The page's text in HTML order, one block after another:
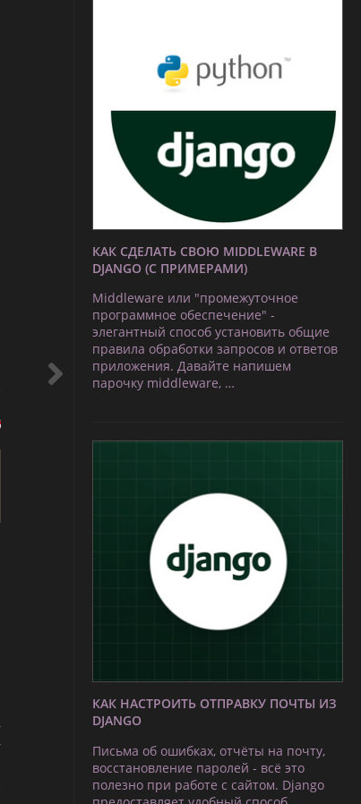
КАК СДЕЛАТЬ СВОЮ MIDDLEWARE В
DJANGO (С ПРИМЕРАМИ)
Middleware или "промежуточное
программное обеспечение" -
элегантный способ установить общие
правила обработки запросов и ответов
приложения. Давайте напишем
парочку middleware, …
КАК НАСТРОИТЬ ОТПРАВКУ ПОЧТЫ ИЗ
DJANGO
Письма об ошибках, отчёты на почту,
восстановление паролей - всё это
полезно при работе с сайтом. Django